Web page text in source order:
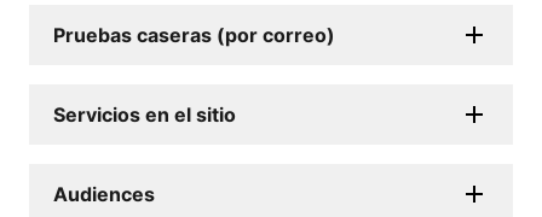
Pruebas caseras (por correo)
Servicios en el sitio
Audiences